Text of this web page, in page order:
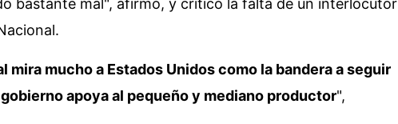
bastante mal", afirmó, y criticó la falta de un interlocutor
mira mucho a Estados Unidos como la bandera a seguir
apoya al pequeño y mediano productor",